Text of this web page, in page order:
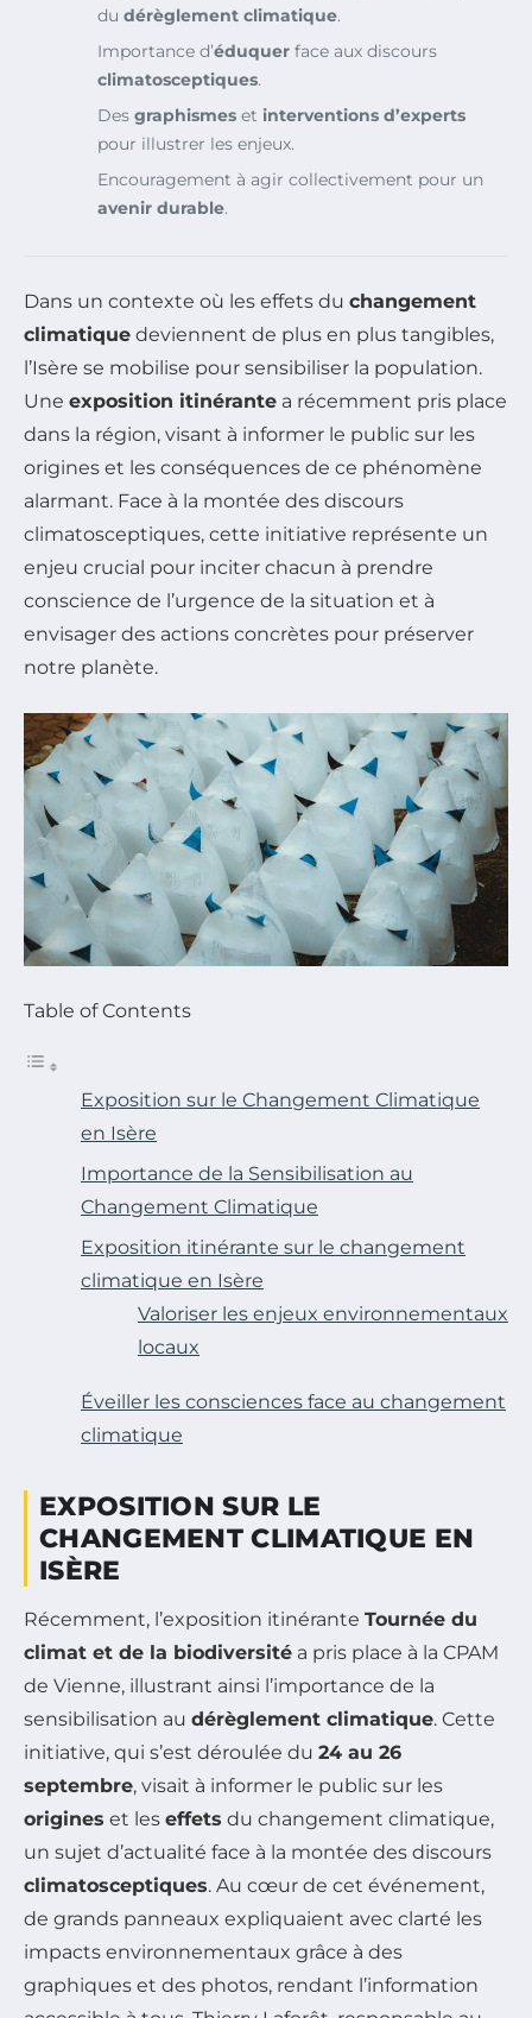
du dérèglement climatique.
Importance d’éduquer face aux discours
climatosceptiques.
Des graphismes et interventions d’experts
pour illustrer les enjeux.
Encouragement à agir collectivement pour un
avenir durable.
Dans un contexte où les effets du changement
climatique deviennent de plus en plus tangibles,
l’Isère se mobilise pour sensibiliser la population.
Une exposition itinérante a récemment pris place
dans la région, visant à informer le public sur les
origines et les conséquences de ce phénomène
alarmant. Face à la montée des discours
climatosceptiques, cette initiative représente un
enjeu crucial pour inciter chacun à prendre
conscience de l’urgence de la situation et à
envisager des actions concrètes pour préserver
notre planète.
Table of Contents
Exposition sur le Changement Climatique
en Isère
Importance de la Sensibilisation au
Changement Climatique
Exposition itinérante sur le changement
climatique en Isère
Valoriser les enjeux environnementaux
locaux
Éveiller les consciences face au changement
climatique
EXPOSITION SUR LE
CHANGEMENT CLIMATIQUE EN
ISÈRE
Récemment, l’exposition itinérante Tournée du
climat et de la biodiversité a pris place à la CPAM
de Vienne, illustrant ainsi l’importance de la
sensibilisation au dérèglement climatique. Cette
initiative, qui s’est déroulée du 24 au 26
septembre, visait à informer le public sur les
origines et les effets du changement climatique,
un sujet d’actualité face à la montée des discours
climatosceptiques. Au cœur de cet événement,
de grands panneaux expliquaient avec clarté les
impacts environnementaux grâce à des
graphiques et des photos, rendant l’information